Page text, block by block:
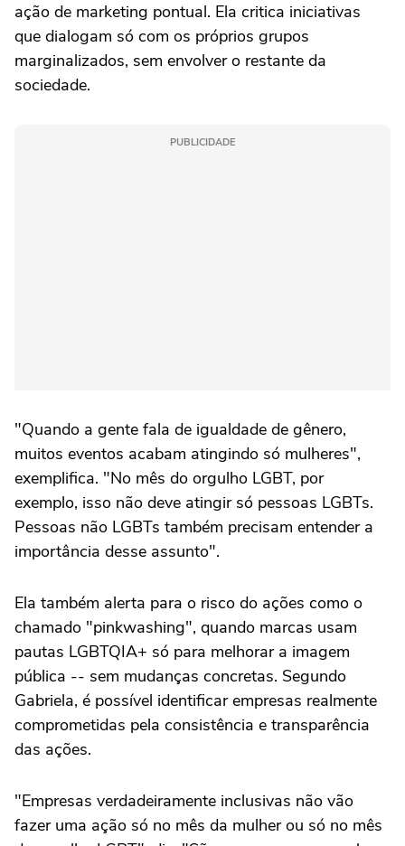
ação de marketing pontual. Ela critica iniciativas
que dialogam só com os próprios grupos
marginalizados, sem envolver o restante da
sociedade.
PUBLICIDADE
"Quando a gente fala de igualdade de gênero,
muitos eventos acabam atingindo só mulheres",
exemplifica. "No mês do orgulho LGBT, por
exemplo, isso não deve atingir só pessoas LGBTs.
Pessoas não LGBTs também precisam entender a
importância desse assunto".
Ela também alerta para o risco do ações como o
chamado "pinkwashing", quando marcas usam
pautas LGBTQIA+ só para melhorar a imagem
pública -- sem mudanças concretas. Segundo
Gabriela, é possível identificar empresas realmente
comprometidas pela consistência e transparência
das ações.
"Empresas verdadeiramente inclusivas não vão
fazer uma ação só no mês da mulher ou só no mês